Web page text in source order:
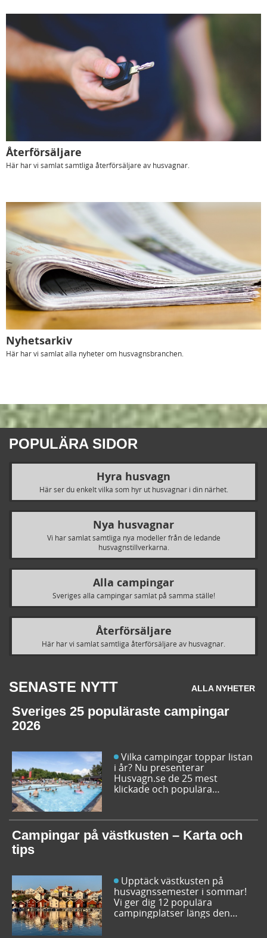
Återförsäljare
Här har vi samlat samtliga återförsäljare av husvagnar.
Nyhetsarkiv
Här har vi samlat alla nyheter om husvagnsbranchen.
POPULÄRA SIDOR
Hyra husvagn
Här ser du enkelt vilka som hyr ut husvagnar i din närhet.
Nya husvagnar
Vi har samlat samtliga nya modeller från de ledande
husvagnstillverkarna.
Alla campingar
Sveriges alla campingar samlat på samma ställe!
Återförsäljare
Här har vi samlat samtliga återförsäljare av husvagnar.
SENASTE NYTT ALLA NYHETER
Sveriges 25 populäraste campingar
2026
Vilka campingar toppar listan
i år? Nu presenterar
Husvagn.se de 25 mest
klickade och populära
inspireras av campingfolkets
egna favoriter och hitta din
nästa favorit redan idag!
Campingar på västkusten – Karta och
tips
husvagnssemester i sommar!
Vi ger dig 12 populära
campingplatser längs den